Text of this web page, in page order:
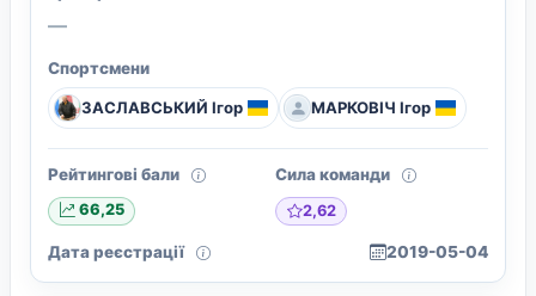
—
Спортсмени
ЗАСЛАВСЬКИЙ Ігор МАРКОВІЧ Ігор
Рейтингові бали
66,25
Сила команди
2,62
Дата реєстрації 2019-05-04